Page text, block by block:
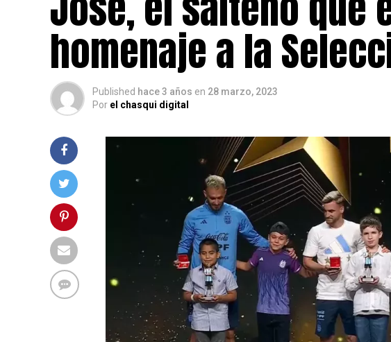
homenaje a la
Published hace 3 años en 28 marzo, 2023
Por el chasqui digital